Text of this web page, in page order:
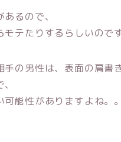
るので、
モテたりするらしいので
手の男性は、表面の肩書
可能性がありますよね。